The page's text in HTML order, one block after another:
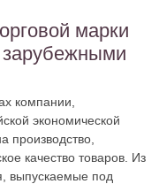
марки
компании,
экономической
производство,
качество товаров. Из
выпускаемые под